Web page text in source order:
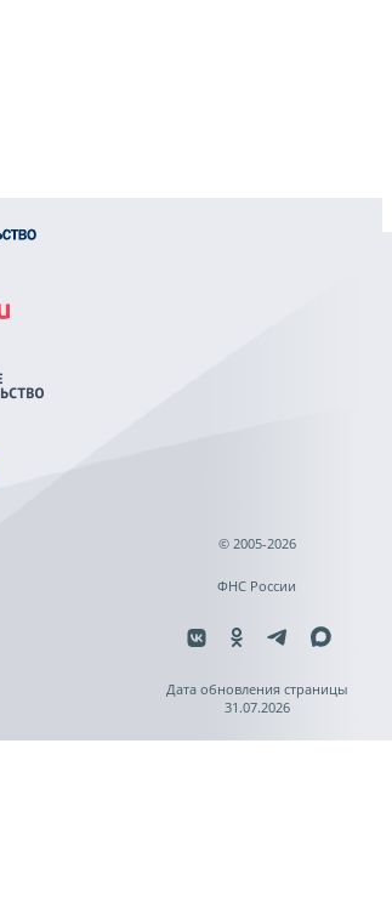
© 2005-2026
ФНС России
Дата обновления страницы
31.07.2026